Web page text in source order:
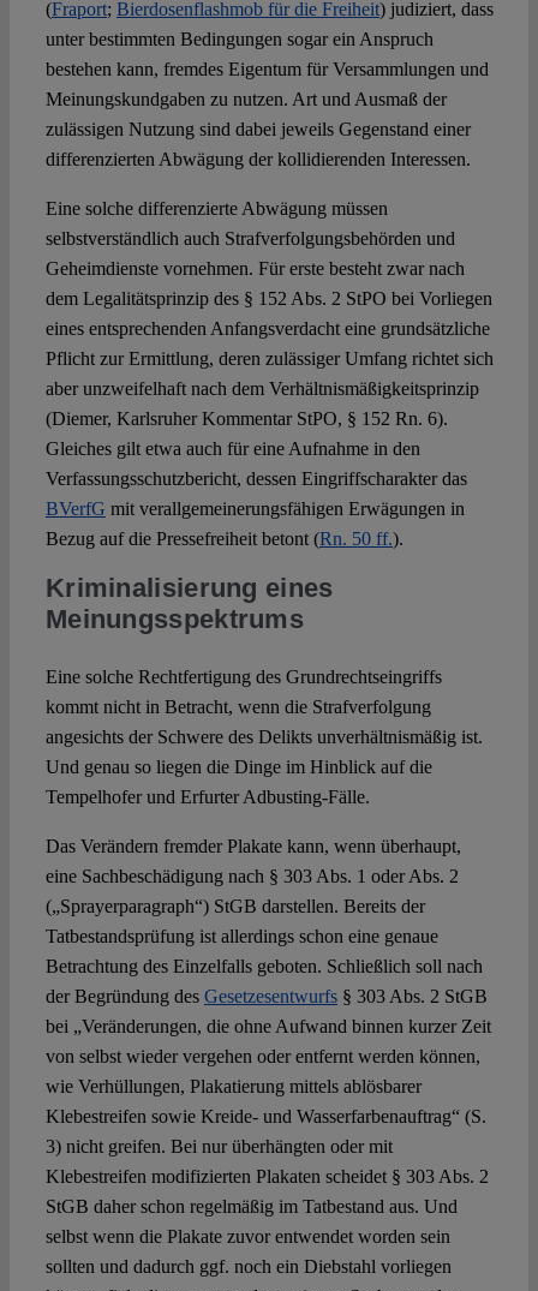
(Fraport; Bierdosenflashmob für die Freiheit) judiziert, dass
unter bestimmten Bedingungen sogar ein Anspruch
bestehen kann, fremdes Eigentum für Versammlungen und
Meinungskundgaben zu nutzen. Art und Ausmaß der
zulässigen Nutzung sind dabei jeweils Gegenstand einer
differenzierten Abwägung der kollidierenden Interessen.
Eine solche differenzierte Abwägung müssen
selbstverständlich auch Strafverfolgungsbehörden und
Geheimdienste vornehmen. Für erste besteht zwar nach
dem Legalitätsprinzip des § 152 Abs. 2 StPO bei Vorliegen
eines entsprechenden Anfangsverdacht eine grundsätzliche
Pflicht zur Ermittlung, deren zulässiger Umfang richtet sich
aber unzweifelhaft nach dem Verhältnismäßigkeitsprinzip
(Diemer, Karlsruher Kommentar StPO, § 152 Rn. 6).
Gleiches gilt etwa auch für eine Aufnahme in den
Verfassungsschutzbericht, dessen Eingriffscharakter das
BVerfG mit verallgemeinerungsfähigen Erwägungen in
Bezug auf die Pressefreiheit betont (Rn. 50 ff.).
Kriminalisierung eines
Meinungsspektrums
Eine solche Rechtfertigung des Grundrechtseingriffs
kommt nicht in Betracht, wenn die Strafverfolgung
angesichts der Schwere des Delikts unverhältnismäßig ist.
Und genau so liegen die Dinge im Hinblick auf die
Tempelhofer und Erfurter Adbusting-Fälle.
Das Verändern fremder Plakate kann, wenn überhaupt,
eine Sachbeschädigung nach § 303 Abs. 1 oder Abs. 2
(„Sprayerparagraph“) StGB darstellen. Bereits der
Tatbestandsprüfung ist allerdings schon eine genaue
Betrachtung des Einzelfalls geboten. Schließlich soll nach
der Begründung des Gesetzesentwurfs§ 303 Abs. 2 StGB
bei „Veränderungen, die ohne Aufwand binnen kurzer Zeit
von selbst wieder vergehen oder entfernt werden können,
wie Verhüllungen, Plakatierung mittels ablösbarer
Klebestreifen sowie Kreide- und Wasserfarbenauftrag“ (S.
3) nicht greifen. Bei nur überhängten oder mit
Klebestreifen modifizierten Plakaten scheidet § 303 Abs. 2
StGB daher schon regelmäßig im Tatbestand aus. Und
selbst wenn die Plakate zuvor entwendet worden sein
sollten und dadurch ggf. noch ein Diebstahl vorliegen